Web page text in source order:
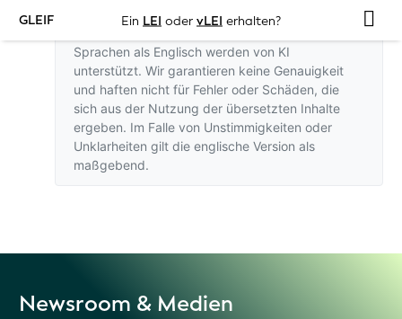
GLEIF Ein LEI oder vLEI erhalten?
Übersetzungen dieser Website in andere
Sprachen als Englisch werden von KI
unterstützt. Wir garantieren keine Genauigkeit
und haften nicht für Fehler oder Schäden, die
sich aus der Nutzung der übersetzten Inhalte
ergeben. Im Falle von Unstimmigkeiten oder
Unklarheiten gilt die englische Version als
maßgebend.
Newsroom & Medien